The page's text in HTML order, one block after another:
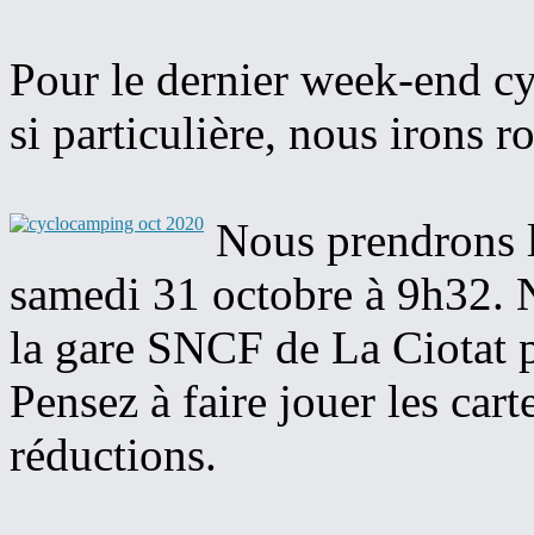
Pour le dernier week-end
si particulière, nous irons
Nous
samedi 31 octobre à 9h32.
la gare SNCF de La Ciotat
Pensez à faire jouer les
réductions.